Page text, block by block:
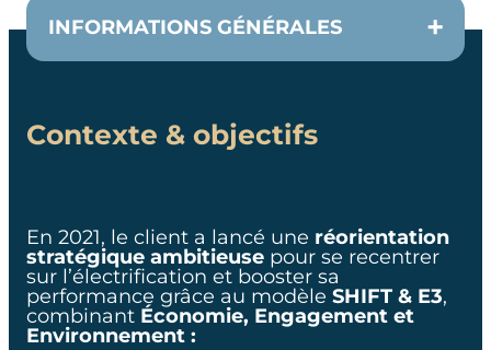
INFORMATIONS GÉNÉRALES
CLIENT
EQUIPE
1-2 consultants par pays
Contexte & objectifs
En 2021, le client a lancé une réorientation
stratégique ambitieuse pour se recentrer
sur l’électrification et booster sa
performance grâce au modèle SHIFT & E3,
combinant Économie, Engagement et
Environnement :